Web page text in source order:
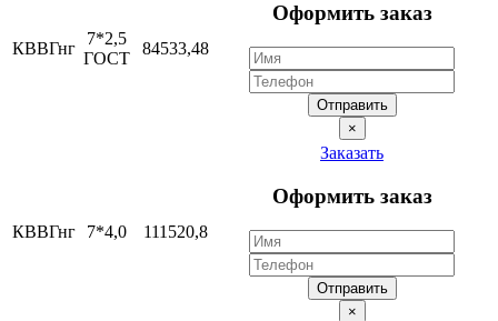
КВВГнг
7*2,5
ГОСТ
84533,48
Оформить заказ
Отправить
×
КВВГнг 7*4,0 111520,8
Заказать
Оформить заказ
Отправить
×